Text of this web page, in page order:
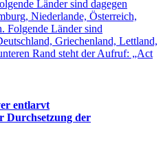
entlarvt
Durchsetzung der